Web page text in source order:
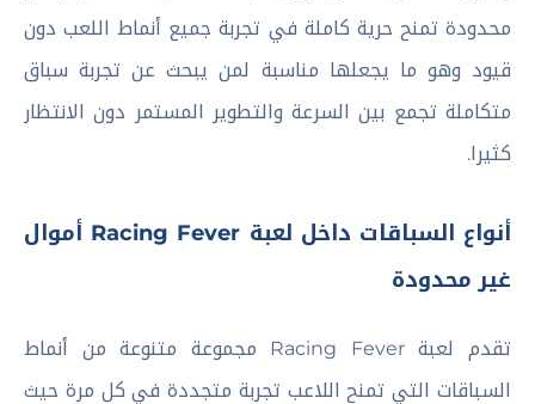
محدودة تمنح حرية كاملة في تجربة جميع أنماط اللعب دون
قيود وهو ما يجعلها مناسبة لمن يبحث عن تجربة سباق
متكاملة تجمع بين السرعة والتطوير المستمر دون الانتظار
كثيرا.
أنواع السباقات داخل لعبة Racing Fever أموال
غير محدودة
تقدم لعبة Racing Fever مجموعة متنوعة من أنماط
السباقات التي تمنح اللاعب تجربة متجددة في كل مرة حيث